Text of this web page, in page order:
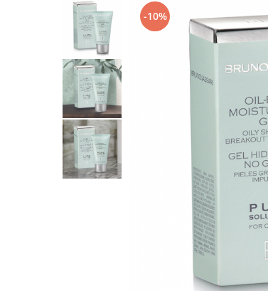
Skin Comfort - Ten Sensibil
White - Pete Pigmentare
The Basics - Rutina Simpla
Sun Defense - Protectie Solara
ANTI-STRESS
Aqua Genomics - Hidratare
Body Care - Pentru corp
-10%